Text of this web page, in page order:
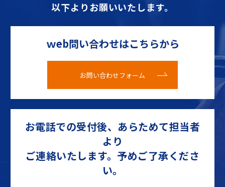
以下よりお願いいたします。
ｗeb問い合わせはこちらから
お問い合わせフォーム
お電話での受付後、あらためて担当者
より
ご連絡いたします。予めご了承くださ
い。